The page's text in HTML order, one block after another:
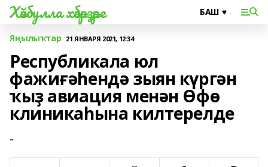
Хәйбулла хәбәрҙәре
Яңылыҡтар 21 ЯНВАРЯ 2021, 12:34
Республикала юл
фажиғәһендә зыян күргән
ҡыҙ авиация менән Өфө
клиникаһына килтерелде
-